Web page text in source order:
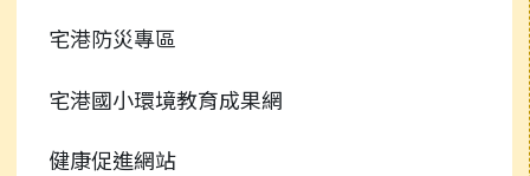
宅港防災專區
宅港國小環境教育成果網
健康促進網站